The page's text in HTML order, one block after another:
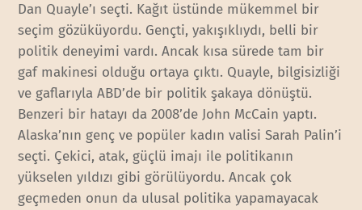
Dan Quayle’ı seçti. Kağıt üstünde mükemmel bir
seçim gözüküyordu. Gençti, yakışıklıydı, belli bir
politik deneyimi vardı. Ancak kısa sürede tam bir
gaf makinesi olduğu ortaya çıktı. Quayle, bilgisizliği
ve gaflarıyla ABD’de bir politik şakaya dönüştü.
Benzeri bir hatayı da 2008’de John McCain yaptı.
Alaska’nın genç ve popüler kadın valisi Sarah Palin’i
seçti. Çekici, atak, güçlü imajı ile politikanın
yükselen yıldızı gibi görülüyordu. Ancak çok
geçmeden onun da ulusal politika yapamayacak